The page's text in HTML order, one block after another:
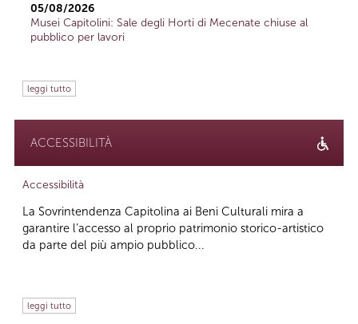
05/08/2026
Musei Capitolini: Sale degli Horti di Mecenate chiuse al
pubblico per lavori
leggi tutto
ACCESSIBILITÀ
Accessibilità
La Sovrintendenza Capitolina ai Beni Culturali mira a
garantire l’accesso al proprio patrimonio storico-artistico
da parte del più ampio pubblico...
leggi tutto